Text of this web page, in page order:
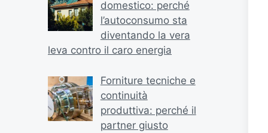
domestico: perché
l’autoconsumo sta
diventando la vera
leva contro il caro energia
Forniture tecniche e
continuità
produttiva: perché il
partner giusto